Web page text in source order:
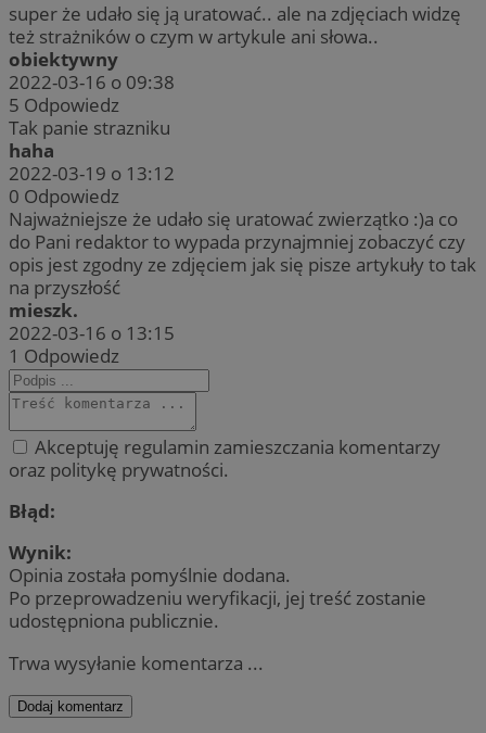
super że udało się ją uratować.. ale na zdjęciach widzę
też strażników o czym w artykule ani słowa..
obiektywny
2022-03-16 o 09:38
5 Odpowiedz
Tak panie strazniku
haha
2022-03-19 o 13:12
0 Odpowiedz
Najważniejsze że udało się uratować zwierzątko :)a co
do Pani redaktor to wypada przynajmniej zobaczyć czy
opis jest zgodny ze zdjęciem jak się pisze artykuły to tak
na przyszłość
mieszk.
2022-03-16 o 13:15
1 Odpowiedz
Akceptuję regulamin zamieszczania komentarzy
oraz politykę prywatności.
Błąd:
Wynik:
Opinia została pomyślnie dodana.
Po przeprowadzeniu weryfikacji, jej treść zostanie
udostępniona publicznie.
Trwa wysyłanie komentarza ...
Dodaj komentarz